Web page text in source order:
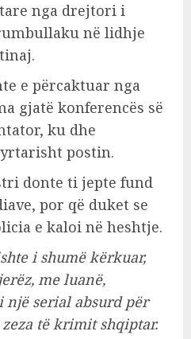
nga drejtori i
në lidhje
e përcaktuar nga
gjatë konferencës së
ku dhe
postin.
donte ti jepte fund
por që duket se
e kaloi në heshtje.
i shumë kërkuar,
me luanë,
një serial absurd për
të krimit shqiptar.